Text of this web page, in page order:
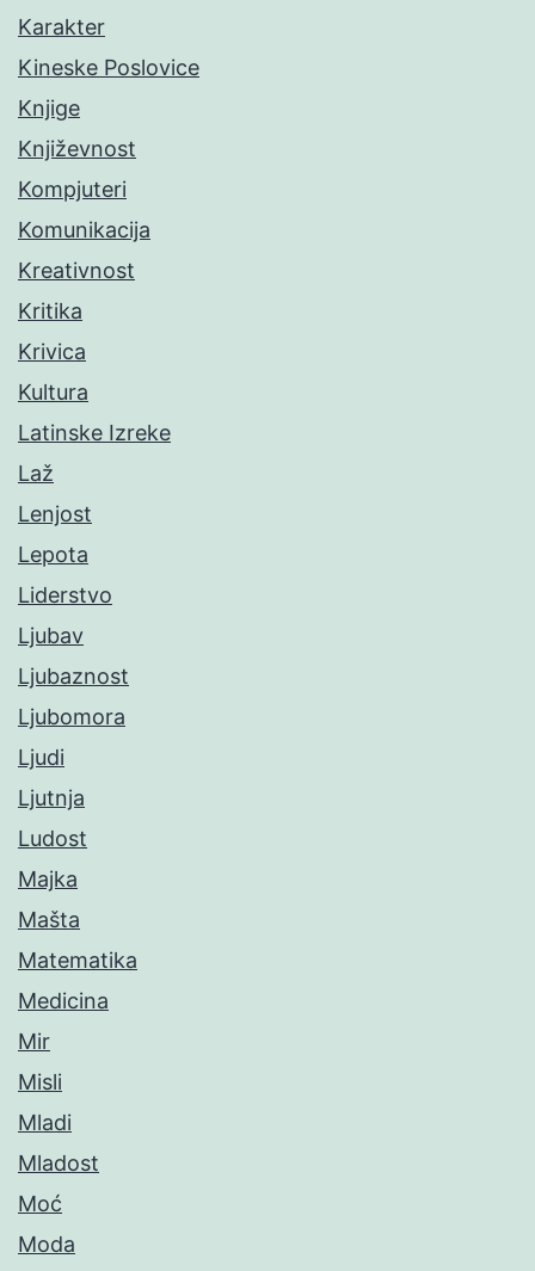
Karakter
Kineske Poslovice
Knjige
Književnost
Kompjuteri
Komunikacija
Kreativnost
Kritika
Krivica
Kultura
Latinske Izreke
Laž
Lenjost
Lepota
Liderstvo
Ljubav
Ljubaznost
Ljubomora
Ljudi
Ljutnja
Ludost
Majka
Mašta
Matematika
Medicina
Mir
Misli
Mladi
Mladost
Moć
Moda